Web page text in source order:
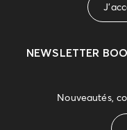
NEWSLETTER
Nouveautés,